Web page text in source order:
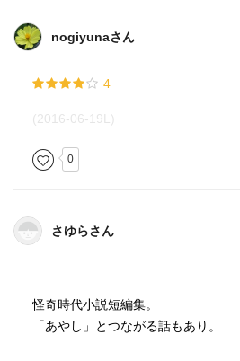
nogiyunaさん
4
(2016-06-19L)
0
さゆらさん
怪奇時代小説短編集。
「あやし」とつながる話もあり。